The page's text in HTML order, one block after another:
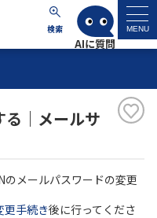
検索 MENU
る｜メールサ
のメールパスワードの変更
更手続き後に行ってくださ